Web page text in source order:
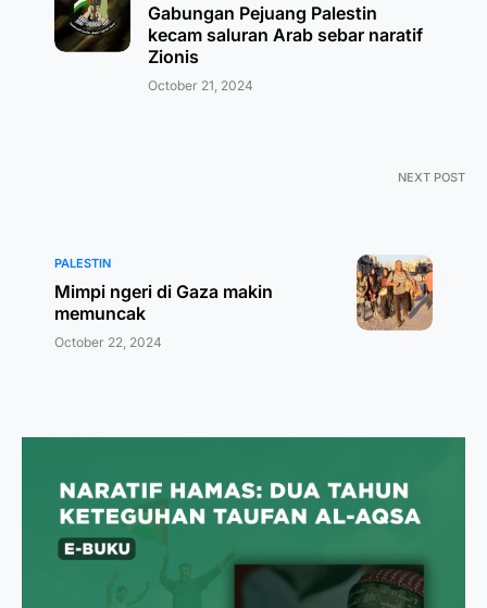
Gabungan Pejuang Palestin
kecam saluran Arab sebar naratif
Zionis
October 21, 2024
NEXT POST
PALESTIN
Mimpi ngeri di Gaza makin
memuncak
October 22, 2024